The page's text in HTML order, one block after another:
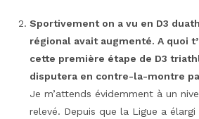
Sportivement on a vu en D3
régional avait augmenté. A quoi
cette première étape de D3
disputera en contre-la-montre
Je m’attends évidemment à un
relevé. Depuis que la Ligue a